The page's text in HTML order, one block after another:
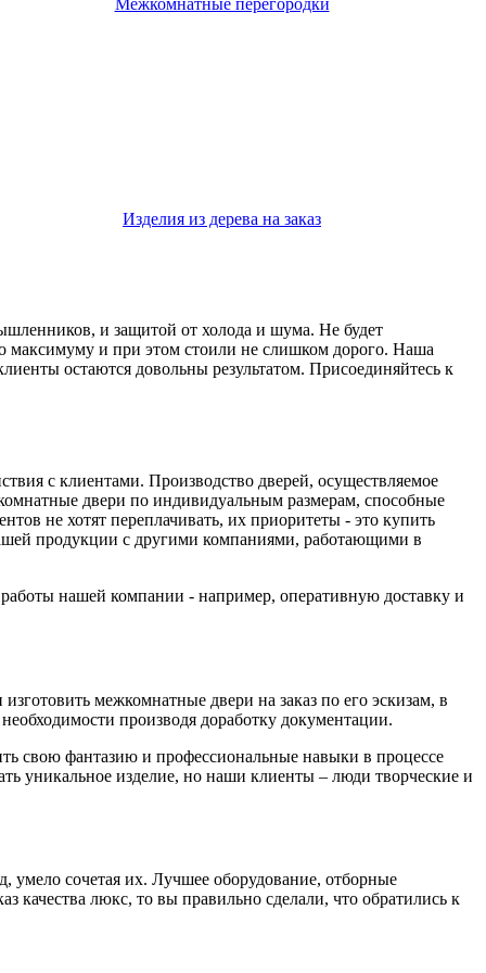
Межкомнатные перегородки
Изделия из дерева на заказ
и защитой от холода и шума. Не будет
максимуму и при этом стоили не слишком дорого. Наша
остаются довольны результатом. Присоединяйтесь к
с клиентами. Производство дверей, осуществляемое
двери по индивидуальным размерам, способные
не хотят переплачивать, их приоритеты - это купить
продукции с другими компаниями, работающими в
нашей компании - например, оперативную доставку и
межкомнатные двери на заказ по его эскизам, в
производя доработку документации.
свою фантазию и профессиональные навыки в процессе
уникальное изделие, но наши клиенты – люди творческие и
умело сочетая их. Лучшее оборудование, отборные
люкс, то вы правильно сделали, что обратились к